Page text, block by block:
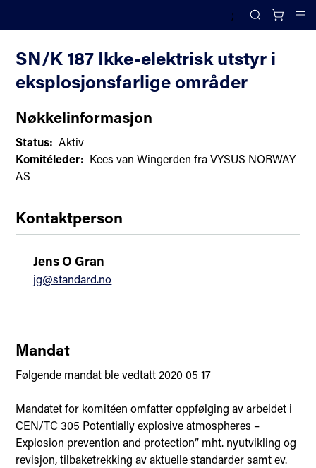
;
Search
SN/K 187 Ikke-elektrisk utstyr i
eksplosjonsfarlige områder
Nøkkelinformasjon
Status: Aktiv
Komitéleder: Kees van Wingerden fra VYSUS NORWAY
AS
Kontaktperson
Jens O Gran
jg@standard.no
Mandat
Følgende mandat ble vedtatt 2020 05 17
Mandatet for komitéen omfatter oppfølging av arbeidet i
CEN/TC 305 Potentially explosive atmospheres –
Explosion prevention and protection” mht. nyutvikling og
revisjon, tilbaketrekking av aktuelle standarder samt ev.